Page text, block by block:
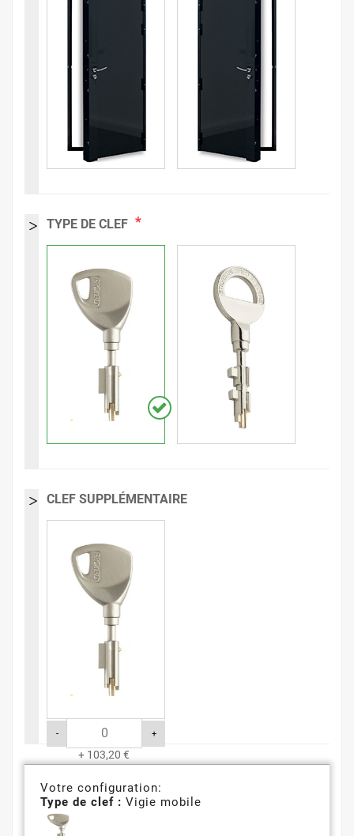
TYPE DE CLEF *
CLEF SUPPLÉMENTAIRE
- +
+ 103,20 €
Votre configuration:
Type de clef : Vigie mobile